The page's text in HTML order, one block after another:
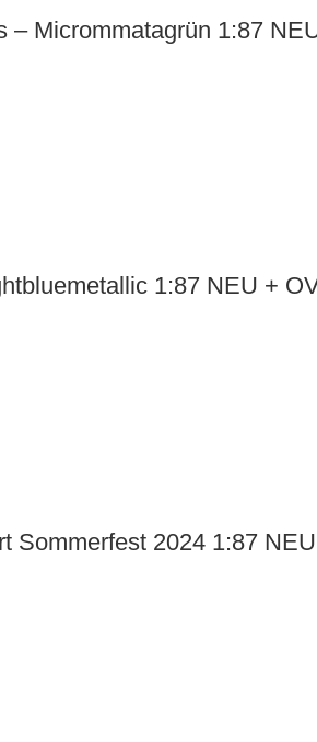
– Micrommatagrün 1:87
1:87 NEU +
Sommerfest 2024 1:87